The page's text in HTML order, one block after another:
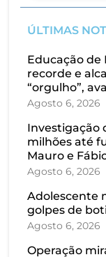
ÚLTIMAS
Educação de
recorde e
“orgulho”,
Agosto 6, 2026
Investigação
milhões até
Mauro e
Agosto 6, 2026
Adolescente
golpes de
Agosto 6, 2026
Operação